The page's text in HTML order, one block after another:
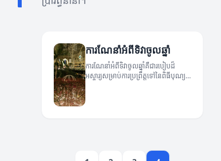
ការណែនាំអំពីទិវាចូលឆ្នាំ
ការណែនាំអំពីទិវាចូលឆ្នាំគឺជារបៀបដ៏
អស្ចារ្យសម្រាប់ការប្រព្រឹត្តទៅនៃពិធីបុណ្យ